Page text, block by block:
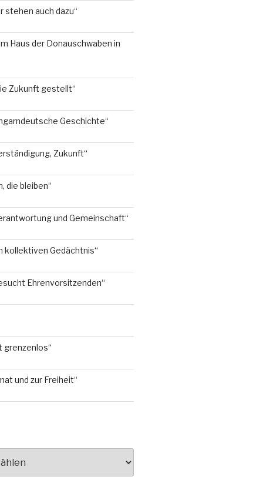
stehen auch dazu“
Haus der Donauschwaben in
Zukunft gestellt“
Geschichte“
Zukunft“
die bleiben“
und Gemeinschaft“
kollektiven Gedächtnis“
Ehrenvorsitzenden“
grenzenlos“
und zur Freiheit“